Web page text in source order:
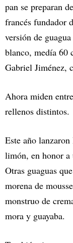
pan se preparan
francés fundador
versión de
blanco, medía 60
Gabriel Jiménez,
Ahora miden
rellenos distintos.
Este año
limón, en honor
Otras guaguas
morena de
monstruo de
mora y guayaba.